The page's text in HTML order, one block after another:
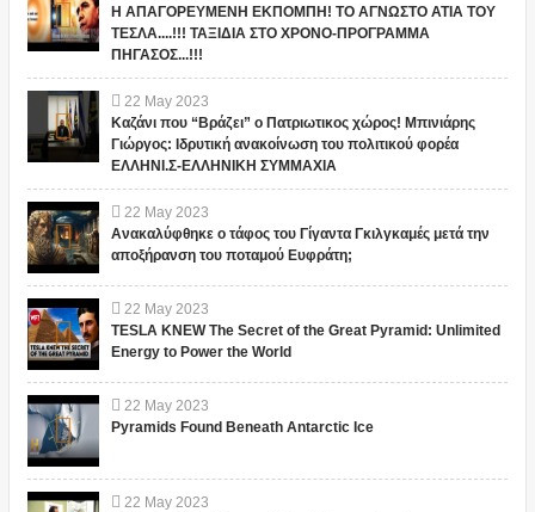
Η ΑΠΑΓΟΡΕΥΜΕΝΗ ΕΚΠΟΜΠΗ! ΤΟ ΑΓΝΩΣΤΟ ΑΤΙΑ ΤΟΥ
ΤΕΣΛΑ....!!! ΤΑΞΙΔΙΑ ΣΤΟ ΧΡΟΝΟ-ΠΡΟΓΡΑΜΜΑ
ΠΗΓΑΣΟΣ...!!!
22 May 2023
Καζάνι που “Βράζει” ο Πατριωτικος χώρος! Μπινιάρης
Γιώργος: Ιδρυτική ανακοίνωση του πολιτικού φορέα
ΕΛΛΗΝΙ.Σ-ΕΛΛΗΝΙΚΗ ΣΥΜΜΑΧΙΑ
22 May 2023
Ανακαλύφθηκε ο τάφος του Γίγαντα Γκιλγκαμές μετά την
αποξήρανση του ποταμού Ευφράτη;
22 May 2023
TESLA KNEW The Secret of the Great Pyramid: Unlimited
Energy to Power the World
22 May 2023
Pyramids Found Beneath Antarctic Ice
22 May 2023